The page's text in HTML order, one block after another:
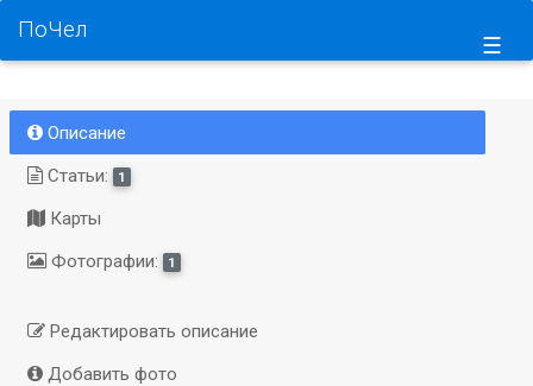
☰
ПоЧел
Описание
Статьи:
1
Карты
Фотографии:
1
Редактировать описание
Добавить фото